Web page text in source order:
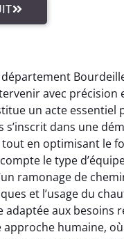
avec
un acte essentiel
s’inscrit dans une
en optimisant le
le type
ramonage de
et l’usage du
aux besoins
humaine,